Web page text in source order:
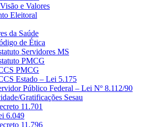
e Valores
Eleitoral
da Saúde
de Ética
Servidores MS
PMCG
PMCG
Estado – Lei 5.175
Público Federal – Lei Nº 8.112/90
Gratificações Sesau
11.701
6.049
11.796